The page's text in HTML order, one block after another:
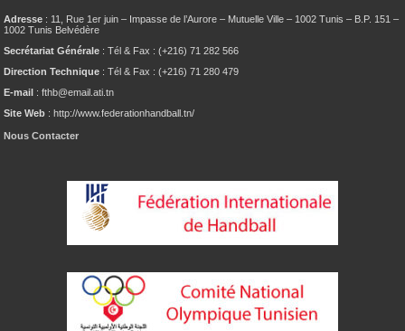
Adresse : 11, Rue 1er juin – Impasse de l’Aurore – Mutuelle Ville – 1002 Tunis – B.P. 151 –
1002 Tunis Belvédère
Secrétariat Générale : Tél & Fax : (+216) 71 282 566
Direction Technique : Tél & Fax : (+216) 71 280 479
E-mail : fthb@email.ati.tn
Site Web : http://www.federationhandball.tn/
Nous Contacter